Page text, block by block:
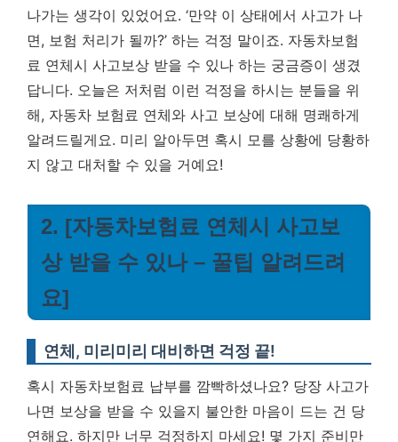
나가는 생각이 있었어요. ‘만약 이 상태에서 사고가 나
면, 보험 처리가 될까?’ 하는 걱정 말이죠. 자동차보험
료 연체시 사고보상 받을 수 있나 하는 궁금증이 생겼
답니다. 오늘은 저처럼 이런 걱정을 하시는 분들을 위
해, 자동차 보험료 연체와 사고 보상에 대해 명쾌하게
알려드릴게요. 미리 알아두면 혹시 모를 상황에 당황하
지 않고 대처할 수 있을 거예요!
2. [자동차보험료 연체시 사고보
상 받을 수 있나 – 꿀팁 알려드려
요]
연체, 미리미리 대비하면 걱정 끝!
혹시 자동차보험료 납부를 깜빡하셨나요? 당장 사고가
나면 보상을 받을 수 있을지 불안한 마음이 드는 건 당
연해요. 하지만 너무 걱정하지 마세요! 몇 가지 준비만